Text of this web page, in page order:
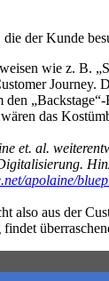
der Kunde
wie z. B.
Journey.
das
et. al.
apolaine/
also aus der